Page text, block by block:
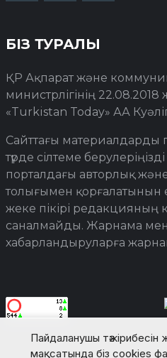
Пайдаланушы тәжірибесін
мақсатында біз cookies
БІЗ ТУРАЛЫ
ҚР Ақпарат және
министрлігінің
«Turkistan Today» АА
Сайттағы материалдарды
түрде сілтеме
порталдағы авторлық
толығымен қорғалатынын
жеке пікірі редакцияның
саналмайды. Жарнама мен
хабарландыруларға